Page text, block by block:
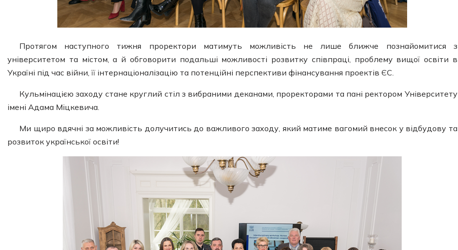
Протягом наступного тижня проректори матимуть можливість не лише ближче познайомитися з
університетом та містом, а й обговорити подальші можливості розвитку співпраці, проблему вищої освіти в
Україні під час війни, її інтернаціоналізацію та потенційні перспективи фінансування проектів ЄС.
Кульмінацією заходу стане круглий стіл з вибраними деканами, проректорами та пані ректором Університету
імені Адама Міцкевича.
Ми щиро вдячні за можливість долучитись до важливого заходу, який матиме вагомий внесок у відбудову та
розвиток української освіти!